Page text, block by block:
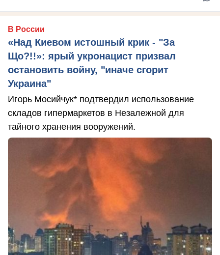
В России
«Над Киевом истошный крик - "За
Що?!!»: ярый укронацист призвал
остановить войну, "иначе сгорит
Украина"
Игорь Мосийчук* подтвердил использование
складов гипермаркетов в Незалежной для
тайного хранения вооружений.